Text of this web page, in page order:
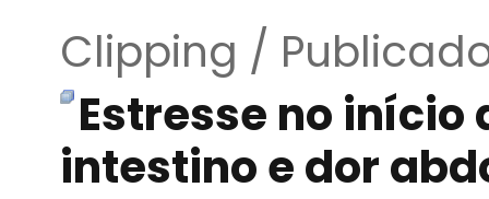
Clipping /
Estresse no
intestino e dor